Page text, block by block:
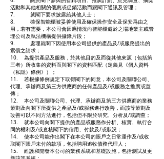
活動和其他相關的優惠或促銷活動而跟閣下通訊及管理；
7. 就閣下要求披露給其他人士；
8. 確保智能櫃被妥善使用及確保操作安全及保安爲由之
用，若有需要，本公司會因應情況向智能櫃處於之場地業主或管
理公司及執法機構提供攝錄片段；
9. 處理就閣下因使用本公司提供的產品及/或服務提出的
索償之請求；
10. 為提供產品及服務，於其他目的及而從其他來源（包括第
三者）所收集的資料而與閣下的資料匹配（定義見《個人資料
（私隱）條例》）；
11. 若根據條例規定下取得閣下的同意，本公司及關聯公司、
代理、承辦商及第三方供應商的任何產品及/或服務之推廣或宣
傳；
12. 本公司及關聯公司、代理、承辦商及第三方供應商的業務
策劃及向閣下所提供之產品及/或服務進行改善，而該等策劃及
改善可以不同方法進行，包括但不限於研究、分析及/或調查；
13. 就本公司向閣下提供的產品或服務作分析、核實、執行合
同的權利及/或查核閣下的信用、付款及/或狀況；
14. 使本公司能作出閣下在本公司的賬戶之日常運作及/或收
取閣下賬戶未付的款項，包括聘用追收債務代理人；
15. 維護和開發本公司的業務系統和基礎設施，包括測試及更